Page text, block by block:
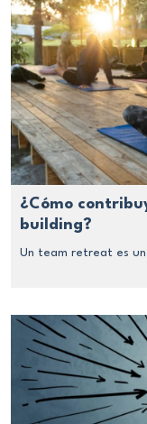
¿Cómo
building?
Un team retreat es